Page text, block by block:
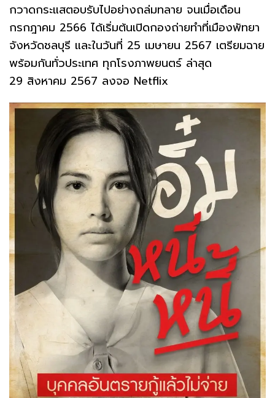
กวาดกระแสตอบรับไปอย่างถล่มทลาย จนเมื่อเดือน
กรกฎาคม 2566 ได้เริ่มต้นเปิดกองถ่ายทำที่เมืองพัทยา
จังหวัดชลบุรี และในวันที่ 25 เมษายน 2567 เตรียมฉาย
พร้อมกันทั่วประเทศ ทุกโรงภาพยนตร์ ล่าสุด
29 สิงหาคม 2567 ลงจอ Netflix